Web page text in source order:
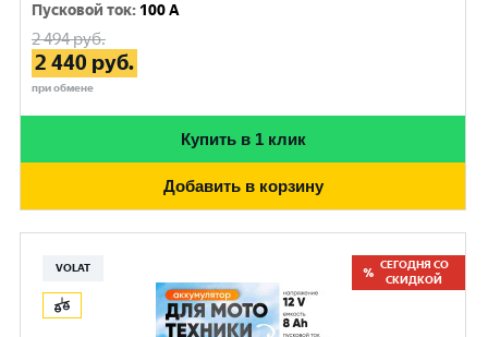
Пусковой ток: 100 A
2 494руб.
2 440 руб.
при обмене
Купить в 1 клик
Добавить в корзину
VOLAT
СЕГОДНЯ СО
СКИДКОЙ